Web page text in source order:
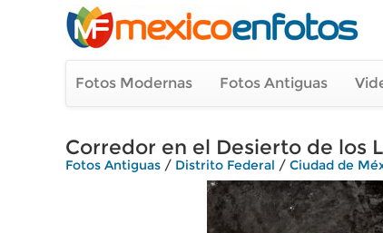
Fotos Modernas Fotos Antiguas
Corredor en el Desierto de los
Fotos Antiguas / Distrito Federal / Ciudad de